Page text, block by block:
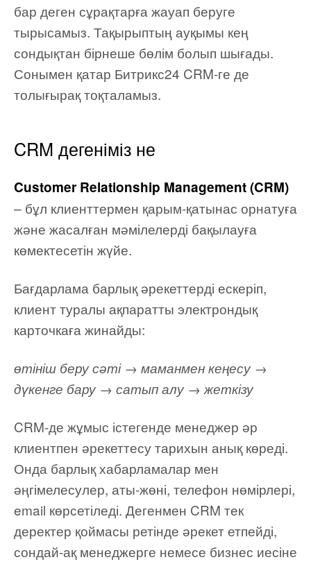
бар деген сұрақтарға жауап беруге
тырысамыз. Тақырыптың ауқымы кең
сондықтан бірнеше бөлім болып шығады.
Сонымен қатар Битрикс24 CRM-ге де
толығырақ тоқталамыз.
CRM дегеніміз не
Customer Relationship Management (CRM)
– бұл клиенттермен қарым-қатынас орнатуға
және жасалған мәмілелерді бақылауға
көмектесетін жүйе.
Бағдарлама барлық әрекеттерді ескеріп,
клиент туралы ақпаратты электрондық
карточкаға жинайды:
өтініш беру сәті → маманмен кеңесу →
дүкенге бару → сатып алу → жеткізу
CRM-де жұмыс істегенде менеджер әр
клиентпен әрекеттесу тарихын анық көреді.
Онда барлық хабарламалар мен
әңгімелесулер, аты-жөні, телефон нөмірлері,
email көрсетіледі. Дегенмен CRM тек
деректер қоймасы ретінде әрекет етпейді,
сондай-ақ менеджерге немесе бизнес иесіне